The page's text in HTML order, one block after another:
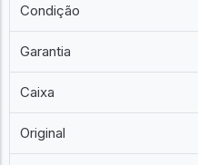
Condição
Garantia
Caixa
Original